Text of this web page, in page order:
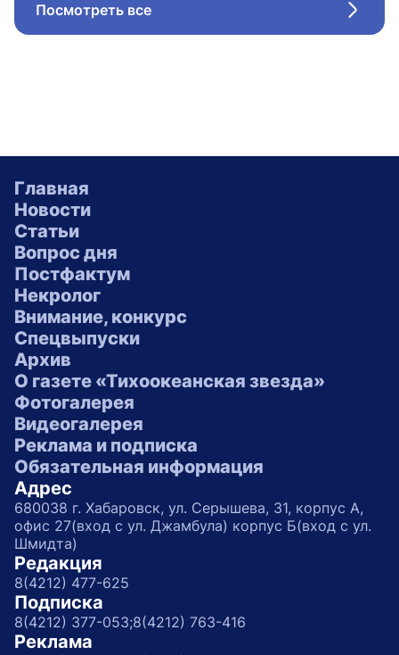
Посмотреть все
Главная
Новости
Статьи
Вопрос дня
Постфактум
Некролог
Внимание, конкурс
Спецвыпуски
Архив
О газете «Тихоокеанская звезда»
Фотогалерея
Видеогалерея
Реклама и подписка
Обязательная информация
Адрес
680038 г. Хабаровск, ул. Серышева, 31, корпус А,
офис 27(вход с ул. Джамбула) корпус Б(вход с ул.
Шмидта)
Редакция
8(4212) 477-625
Подписка
8(4212) 377-053;8(4212) 763-416
Реклама